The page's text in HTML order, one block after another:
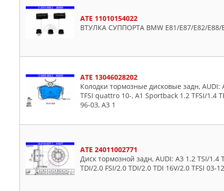
ATE 11010154022
ВТУЛКА СУППОРТА BMW E81/E87/E82/E88/
ATE 13046028202
Колодки тормозные дисковые задн, AUDI:
TFSI quattro 10-, A1 Sportback 1.2 TFSI/1.4
96-03, A3 1
ATE 24011002771
Диск тормозной задн, AUDI: A3 1.2 TSI/1.4
TDI/2.0 FSI/2.0 TDI/2.0 TDI 16V/2.0 TFSI 03-